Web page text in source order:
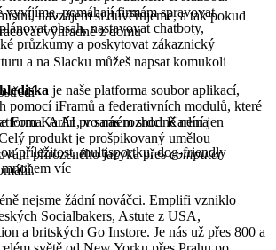
navzájem si důvěřujeme, a tak pokud
výhradně z domu
a na Slacku můžeš napsat komukoli
Foru Karlín, v samém srdci Karlína
příležitost, multisportku, dog-friendly
víc
vyvíjíme, pomáhají firmám spravovat
obsah, nastavovat chatboty,
průzkumy a poskytovat zákaznický
je naše platforma soubor aplikací,
pomocí iFramů a federativních modulů, které
A AI pro nás rozhodně není jen
produkt je prošpikovaný umělou
přirozeného jazyka přescomputer
nejsme žádní nováčci. Emplifi vzniklo
Socialbakers, Astute z USA,
a britských Go Instore. Je nás už přes 800 a